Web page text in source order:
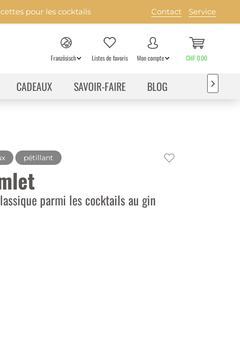
pour les cocktails Contact Service
Französisch Listes de favoris Mon compte CHF 0.00
CADEAUX SAVOIR-FAIRE BLOG 
pétillant
parmi les cocktails au gin